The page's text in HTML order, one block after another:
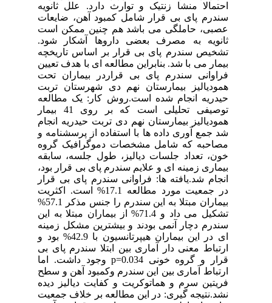
احتمالا منشا زنتیک و توارث دارد. علل ثانویه
سندرم پای بی قرار شامل کمبود آهن، ضایعات
عصبی، حاملگی می باشد هم چنین ممکن است
ثانویه به مصرف بعضی داروها آشکار شود.
تشخیص سندرم پای بی قرار بر اساس تاریخچه
بیمار می با شد. بنابراین مطالعه ای با هدف تعیین
فراوانی سندرم پای بی قراردر بیماران تحت
همودیالیز بیمارستان نهم دی شهرستان تربت
حیدریه انجام شده است.روش کار: یک مطالعه
توصیفی تحلیلی است که بر روی 41 بیمار
همودیالیز بیمارستان نهم دی تربت حیدریه انجام
شد جمع آوری داده ها با استفاده از پرسشنامه و
مصاحبه که شامل مشخصات دموگرافیک گروه
خون، تعداد جلسات دیالیز، طول جلسه، سابقه
بیماری زمینه ای و علایم سندرم پای بی قرار بود،
انجام شد.یافته ها: فراوانی سندرم پای بی قرار
در جمعیت مورد مطالعه 17.1% است. اکثریت
بیماران مبتلا به این سندرم را جنس مذکر 57.1%
تشکیل می داد و 71.4% از بیماران مبتلا به این
سندرم دچار آنمی بودند و بیشترین مشکل زمینه
ای در این بیماران هیپرتانسیون با 42.9% بود و
ارتباط معنی دار آماری بین ابتلا سندرم پای بی
قرار و گروه خونی p=0.034 وجود داشت. اما
ارتباط آماری بین این سندرم وکمبود آهن و سطح
فریتین سرم و هماتوکریت و کفایت دیالیز دیده
نشد.نتیجه گیری: در این مطالعه بر خلاف جمعیت